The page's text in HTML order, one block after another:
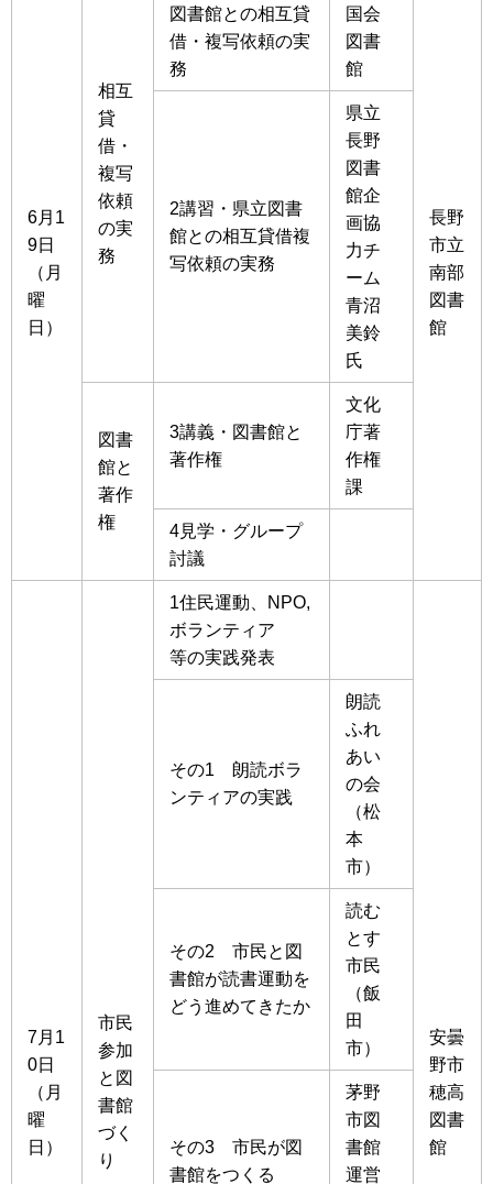
6月1
9日
（月
曜
日）
相互
貸
借・
複写
依頼
の実
務
図書館との相互貸
借・複写依頼の実
務
国会
図書
館
長野
市立
南部
図書
館
2講習・県立図書
館との相互貸借複
写依頼の実務
県立
長野
図書
館企
画協
力チ
ーム
青沼
美鈴
氏
図書
館と
著作
権
3講義・図書館と
著作権
文化
庁著
作権
課
4見学・グループ
討議
7月1
0日
（月
曜
日）
市民
参加
と図
書館
づく
り
1住民運動、NPO,
ボランティア
等の実践発表
安曇
野市
穂高
図書
館
その1 朗読ボラ
ンティアの実践
朗読
ふれ
あい
の会
（松
本
市）
その2 市民と図
書館が読書運動を
どう進めてきたか
読む
とす
市民
（飯
田
市）
その3 市民が図
書館をつくる
茅野
市図
書館
運営